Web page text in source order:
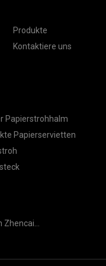
Produkte
Kontaktiere uns
Papierstrohhalm
Papierservietten
Zhencai